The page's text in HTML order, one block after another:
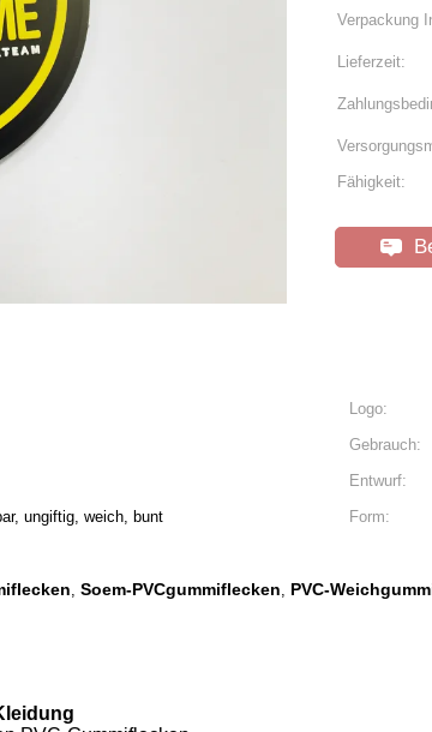
Verpackung
Lieferzeit:
Fähigkeit:
Logo:
Gebrauch:
Entwurf:
ungiftig, weich, bunt Form:
, Soem-PVCgummiflecken, PVC-